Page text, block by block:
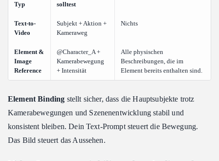
Typ
solltest
Text-to-
Video
Subjekt + Aktion +
Kameraweg
Nichts
Element &
Image
Reference
@Character_A +
Kamerabewegung
+ Intensität
Alle physischen
Beschreibungen, die im
Element bereits enthalten sind.
Element Binding stellt sicher, dass die Hauptsubjekte trotz
Kamerabewegungen und Szenenentwicklung stabil und
konsistent bleiben. Dein Text-Prompt steuert die Bewegung.
Das Bild steuert das Aussehen.